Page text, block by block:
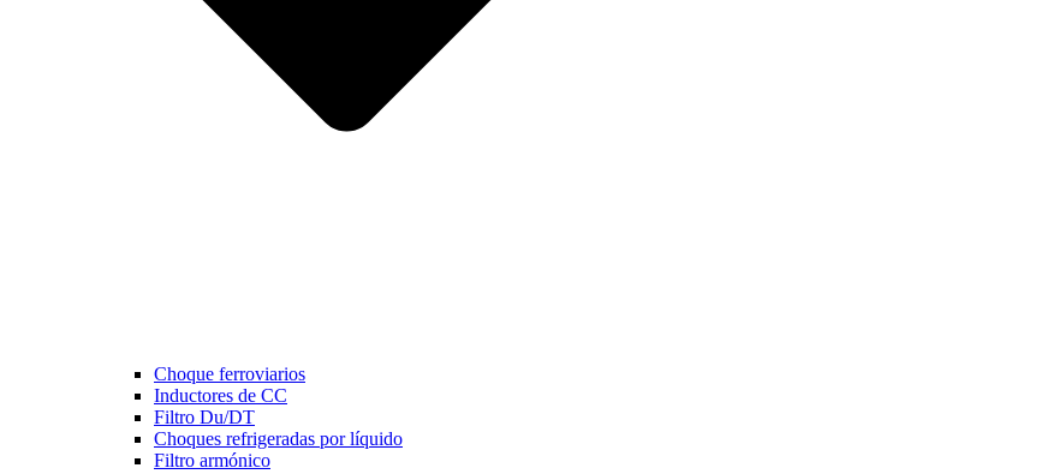
Choque ferroviarios
Inductores de CC
Filtro Du/DT
Choques refrigeradas por líquido
Filtro armónico